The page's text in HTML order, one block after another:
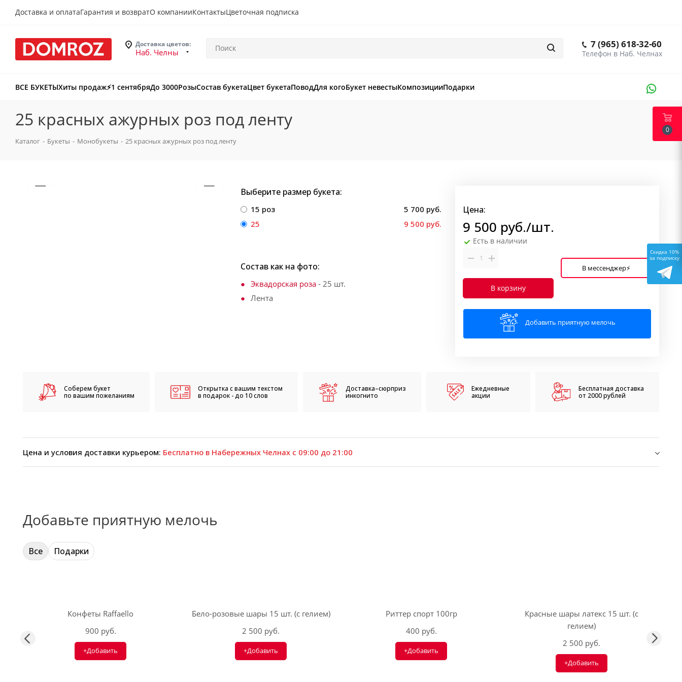
Доставка и оплатаГарантия и возвратО компанииКонтактыЦветочная подписка
Доставка цветов:
Наб. Челны
7 (965) 618-32-60
ВСЕ БУКЕТЫХиты продаж⚡️1 сентябряДо 3000РозыСостав букетаЦвет букетаПоводДля когоБукет невестыКомпозицииПодарки
25 красных ажурных роз под ленту
Каталог - Букеты - Монобукеты - 25 красных ажурных роз под ленту
Выберите размер букета:
15 роз
5 700 руб.
25
9 500 руб.
Состав как на фото:
Эквадорская роза - 25 шт.
Лента
Цена:
9 500 руб./шт.
Есть в наличии
В корзину
В мессенджер⚡
Добавить приятную мелочь
Соберем букет
по вашим пожеланиям
Открытка с вашим текстом
в подарок - до 10 слов
Доставка–сюрприз
инкогнито
Ежедневные
акции
Бесплатная доставка
от 2000 рублей
Цена и условия доставки курьером: Бесплатно в Набережных Челнах с 09:00 до 21:00
Добавьте приятную мелочь
Все Подарки
Конфеты Raffaello
900 руб.
+Добавить
Бело-розовые шары 15 шт. (с гелием)
2 500 руб.
+Добавить
Риттер спорт 100гр
400 руб.
+Добавить
Красные шары латекс 15 шт. (с
гелием)
2 500 руб.
+Добавить
0
Скидка 10%
за подписку